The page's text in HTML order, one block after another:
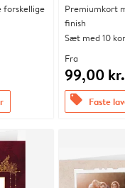
forskellige
Premiumkort
finish
Sæt med 10
Fra
99,00 kr.
offers Faste